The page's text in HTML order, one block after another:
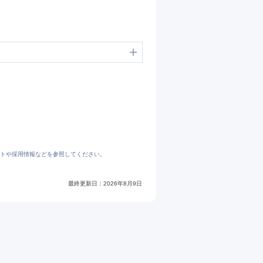
や採用情報などを参照してください。
最終更新日： 2026年8月9日